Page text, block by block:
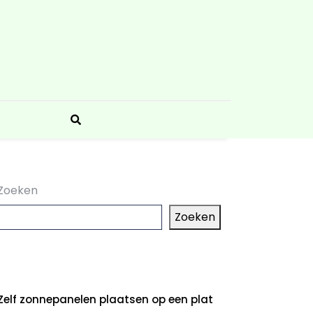
Zoeken
zonnepanelen plaatsen op een plat